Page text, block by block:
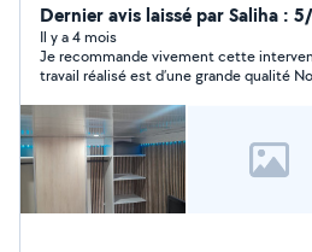
Dernier avis laissé par Saliha :
Il y a 4 mois
Je recommande vivement cette
travail réalisé est d’une grande qualité
au-delà de ce qui était prévu, avec des
supplémentaires très appréciables.
efficacité et finition impeccable — je
satisfaite !